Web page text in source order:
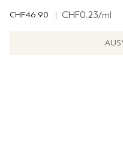
CHF46.90 | CHF0.23/ml